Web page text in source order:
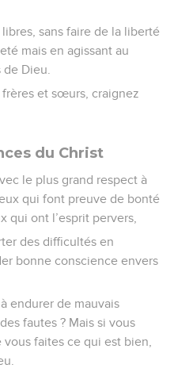
sans faire de la liberté
mais en agissant au
Dieu.
et sœurs, craignez
du Christ
le plus grand respect à
qui font preuve de bonté
qui ont l’esprit pervers,
des difficultés en
bonne conscience envers
endurer de mauvais
fautes ? Mais si vous
faites ce qui est bien,